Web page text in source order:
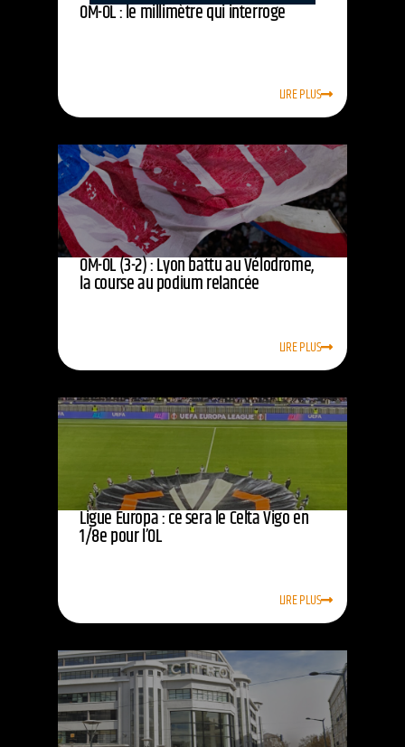
OM-OL : le millimètre qui interroge
LIRE PLUS
OM-OL (3-2) : Lyon battu au Vélodrome,
la course au podium relancée
LIRE PLUS
Ligue Europa : ce sera le Celta Vigo en
1/8e pour l’OL
LIRE PLUS